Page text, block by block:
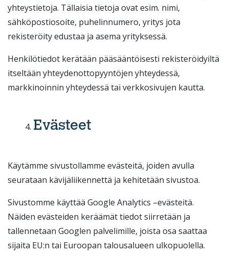
yhteystietoja. Tällaisia tietoja ovat esim. nimi,
sähköpostiosoite, puhelinnumero, yritys jota
rekisteröity edustaa ja asema yrityksessä.
Henkilötiedot kerätään pääsääntöisesti rekisteröidyiltä
itseltään yhteydenottopyyntöjen yhteydessä,
markkinoinnin yhteydessä tai verkkosivujen kautta.
Evästeet
Käytämme sivustollamme evästeitä, joiden avulla
seurataan kävijäliikennettä ja kehitetään sivustoa.
Sivustomme käyttää Google Analytics –evästeitä.
Näiden evästeiden keräämät tiedot siirretään ja
tallennetaan Googlen palvelimille, joista osa saattaa
sijaita EU:n tai Euroopan talousalueen ulkopuolella.